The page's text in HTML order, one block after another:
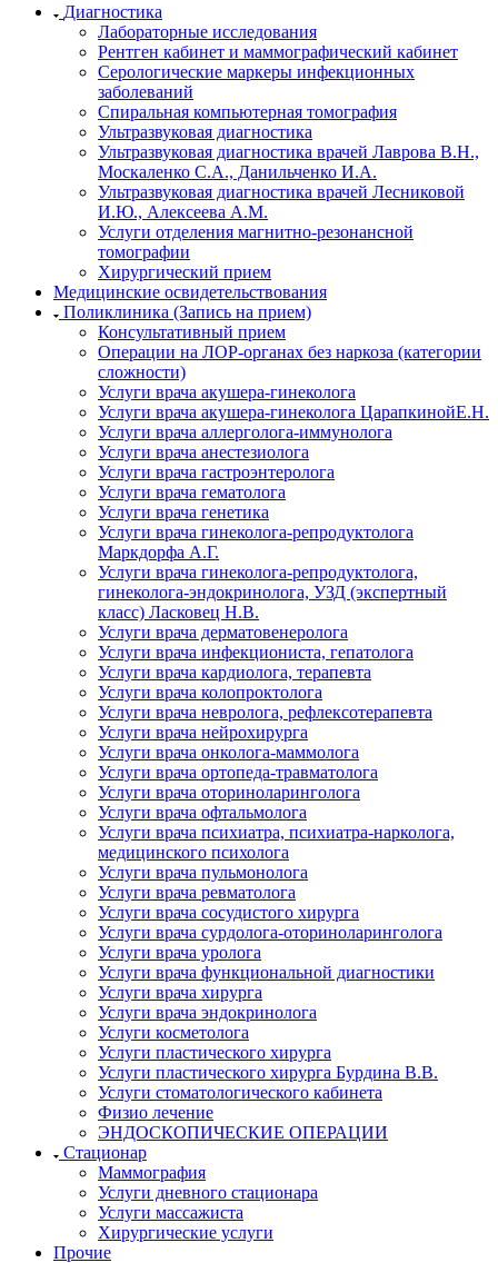
Диагностика
Лабораторные исследования
Рентген кабинет и маммографический кабинет
Серологические маркеры инфекционных
заболеваний
Спиральная компьютерная томография
Ультразвуковая диагностика
Ультразвуковая диагностика врачей Лаврова В.Н.,
Москаленко С.А., Данильченко И.А.
Ультразвуковая диагностика врачей Лесниковой
И.Ю., Алексеева А.М.
Услуги отделения магнитно-резонансной
томографии
Хирургический прием
Медицинские освидетельствования
Поликлиника (Запись на прием)
Консультативный прием
Операции на ЛОР-органах без наркоза (категории
сложности)
Услуги врача акушера-гинеколога
Услуги врача акушера-гинеколога ЦарапкинойЕ.Н.
Услуги врача аллерголога-иммунолога
Услуги врача анестезиолога
Услуги врача гастроэнтеролога
Услуги врача гематолога
Услуги врача генетика
Услуги врача гинеколога-репродуктолога
Маркдорфа А.Г.
Услуги врача гинеколога-репродуктолога,
гинеколога-эндокринолога, УЗД (экспертный
класс) Ласковец Н.В.
Услуги врача дерматовенеролога
Услуги врача инфекциониста, гепатолога
Услуги врача кардиолога, терапевта
Услуги врача колопроктолога
Услуги врача невролога, рефлексотерапевта
Услуги врача нейрохирурга
Услуги врача онколога-маммолога
Услуги врача ортопеда-травматолога
Услуги врача оториноларинголога
Услуги врача офтальмолога
Услуги врача психиатра, психиатра-нарколога,
медицинского психолога
Услуги врача пульмонолога
Услуги врача ревматолога
Услуги врача сосудистого хирурга
Услуги врача сурдолога-оториноларинголога
Услуги врача уролога
Услуги врача функциональной диагностики
Услуги врача хирурга
Услуги врача эндокринолога
Услуги косметолога
Услуги пластического хирурга
Услуги пластического хирурга Бурдина В.В.
Услуги стоматологического кабинета
Физио лечение
ЭНДОСКОПИЧЕСКИЕ ОПЕРАЦИИ
Стационар
Маммография
Услуги дневного стационара
Услуги массажиста
Хирургические услуги
Прочие